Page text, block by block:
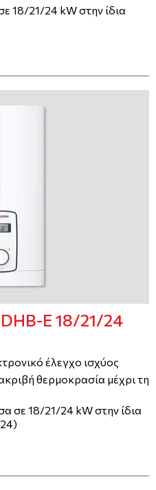
18/21/24 kW στην ίδια
E 18/21/24
έλεγχο ισχύος
θερμοκρασία μέχρι τη
σε 18/21/24 kW στην ίδια